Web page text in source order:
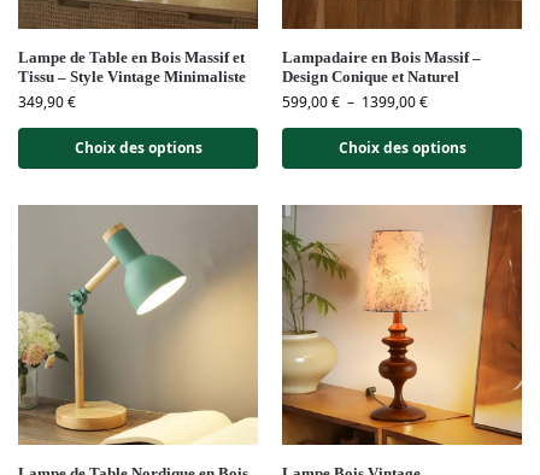
Lampe de Table en Bois Massif et
Tissu – Style Vintage Minimaliste
349,90€
Choix des options
Lampadaire en Bois Massif –
Design Conique et Naturel
599,00€ – 1399,00€
Choix des options